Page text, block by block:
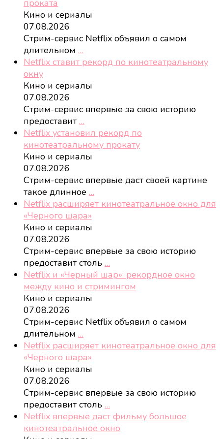
проката
Кино и сериалы
07.08.2026
Стрим-сервис Netflix объявил о самом
длительном …
Netflix ставит рекорд по кинотеатральному
окну
Кино и сериалы
07.08.2026
Стрим-сервис впервые за свою историю
предоставит …
Netflix установил рекорд по
кинотеатральному прокату
Кино и сериалы
07.08.2026
Стрим-сервис впервые даст своей картине
такое длинное …
Netflix расширяет кинотеатральное окно для
«Черного шара»
Кино и сериалы
07.08.2026
Стрим-сервис впервые за свою историю
предоставит столь …
Netflix и «Черный шар»: рекордное окно
между кино и стримингом
Кино и сериалы
07.08.2026
Стрим-сервис Netflix объявил о самом
длительном …
Netflix расширяет кинотеатральное окно для
«Черного шара»
Кино и сериалы
07.08.2026
Стрим-сервис впервые за свою историю
предоставит столь …
Netflix впервые даст фильму большое
кинотеатральное окно